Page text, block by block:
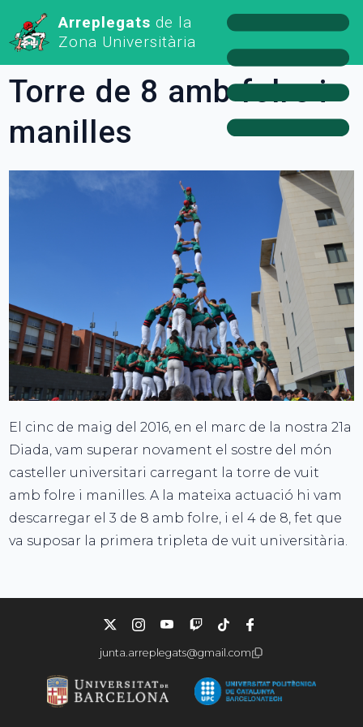
Arreplegats de la
Zona Universitària
Torre de 8 amb folre i
manilles
El cinc de maig del 2016, en el marc de la nostra 21a
Diada, vam superar novament el sostre del món
casteller universitari carregant la torre de vuit
amb folre i manilles. A la mateixa actuació hi vam
descarregar el 3 de 8 amb folre, i el 4 de 8, fet que
va suposar la primera tripleta de vuit universitària.
junta.arreplegats@gmail.com